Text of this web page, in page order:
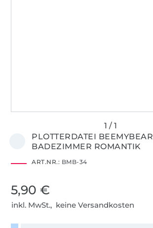
PLOTTERDATEI BEEMYBEAR
BADEZIMMER ROMANTIK
ART.NR.: BMB-34
5,90 €
inkl. MwSt., keine Versandkosten